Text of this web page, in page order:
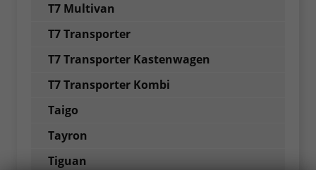
T7 Multivan
T7 Transporter
T7 Transporter Kastenwagen
T7 Transporter Kombi
Taigo
Tayron
Tiguan